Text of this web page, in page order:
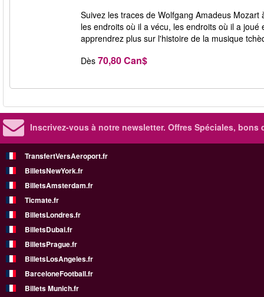
Suivez les traces de Wolfgang Amadeus
les endroits où il a vécu, les endroits où il a
apprendrez plus sur l'histoire de la musique
Dès 70,80 Can$
Inscrivez-vous à notre newsletter. Offres Spéciales, bons
TransfertVersAeroport.fr
BilletsNewYork.fr
BilletsAmsterdam.fr
Ticmate.fr
BilletsLondres.fr
BilletsDubai.fr
BilletsPrague.fr
BilletsLosAngeles.fr
BarceloneFootball.fr
Billets Munich.fr